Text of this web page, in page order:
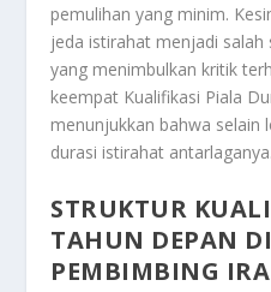
pemulihan yang minim.
jeda istirahat menjadi
yang menimbulkan kritik
keempat Kualifikasi Piala
menunjukkan bahwa selain
durasi istirahat antarlaganya.
STRUKTUR
TAHUN DEPAN
PEMBIMBING